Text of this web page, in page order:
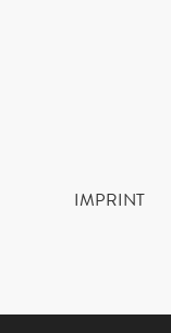
IMPRINT